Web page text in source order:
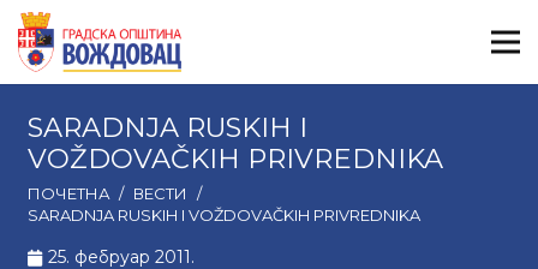
SARADNJA RUSKIH I
VOŽDOVAČKIH PRIVREDNIKA
ПОЧЕТНА / ВЕСТИ
/
SARADNJA RUSKIH I VOŽDOVAČKIH PRIVREDNIKA
25. фебруар 2011.